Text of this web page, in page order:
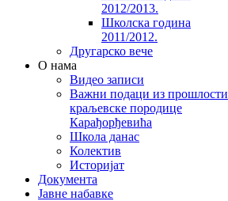
2012/2013.
Школска година
2011/2012.
Другарско вече
O нама
Видео записи
Важни подаци из прошлости
краљевске породице
Карађорђевића
Школа данас
Колектив
Историјат
Документа
Јавне набавке